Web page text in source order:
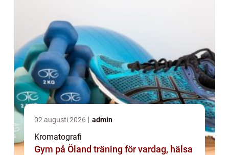
02 augusti 2026 admin
Kromatografi
Gym på Öland träning för vardag, hälsa